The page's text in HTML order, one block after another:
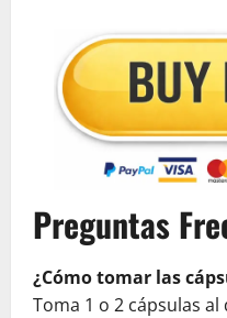
Preguntas
¿Cómo tomar las
Toma 1 o 2 cápsulas al